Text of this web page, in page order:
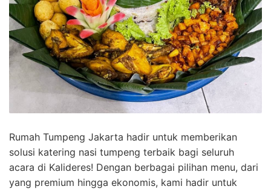
Rumah Tumpeng Jakarta hadir untuk memberikan
solusi katering nasi tumpeng terbaik bagi seluruh
acara di Kalideres! Dengan berbagai pilihan menu, dari
yang premium hingga ekonomis, kami hadir untuk